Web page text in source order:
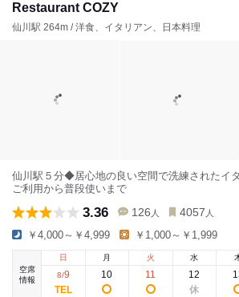
Restaurant COZY
仙川駅 264m / 洋食、イタリアン、日本料理
仙川駅５分◆居心地の良い空間で洗練されたイ
ご利用から普段使いまで
3.36 126 人 4057 人
￥4,000～￥4,999 ￥1,000～￥1,999
空席
情報
日
8/9
月
10
火
11
水
12